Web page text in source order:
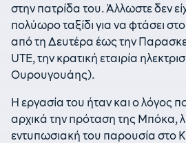
στην πατρίδα του. Άλλωστε δεν
πολύωρο ταξίδι για να φτάσει
από τη Δευτέρα έως την
UTE, την κρατική εταιρία
Ουρουγουάης).
Η εργασία του ήταν και ο λόγος
αρχικά την πρόταση της Μπόκα,
εντυπωσιακή του παρουσία στο